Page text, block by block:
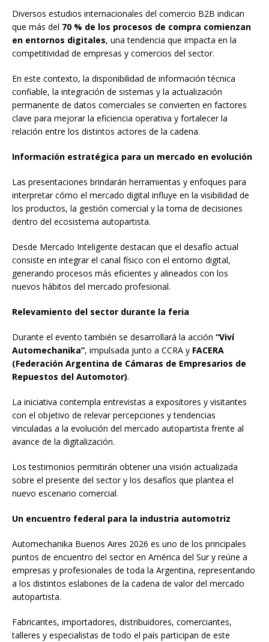
Diversos estudios internacionales del comercio B2B indican
que más del 70 % de los procesos de compra comienzan
en entornos digitales, una tendencia que impacta en la
competitividad de empresas y comercios del sector.
En este contexto, la disponibilidad de información técnica
confiable, la integración de sistemas y la actualización
permanente de datos comerciales se convierten en factores
clave para mejorar la eficiencia operativa y fortalecer la
relación entre los distintos actores de la cadena.
Información estratégica para un mercado en evolución
Las presentaciones brindarán herramientas y enfoques para
interpretar cómo el mercado digital influye en la visibilidad de
los productos, la gestión comercial y la toma de decisiones
dentro del ecosistema autopartista.
Desde Mercado Inteligente destacan que el desafío actual
consiste en integrar el canal físico con el entorno digital,
generando procesos más eficientes y alineados con los
nuevos hábitos del mercado profesional.
Relevamiento del sector durante la feria
Durante el evento también se desarrollará la acción “Viví
Automechanika”, impulsada junto a CCRA y FACERA
(Federación Argentina de Cámaras de Empresarios de
Repuestos del Automotor).
La iniciativa contempla entrevistas a expositores y visitantes
con el objetivo de relevar percepciones y tendencias
vinculadas a la evolución del mercado autopartista frente al
avance de la digitalización.
Los testimonios permitirán obtener una visión actualizada
sobre el presente del sector y los desafíos que plantea el
nuevo escenario comercial.
Un encuentro federal para la industria automotriz
Automechanika Buenos Aires 2026 es uno de los principales
puntos de encuentro del sector en América del Sur y reúne a
empresas y profesionales de toda la Argentina, representando
a los distintos eslabones de la cadena de valor del mercado
autopartista.
Fabricantes, importadores, distribuidores, comerciantes,
talleres y especialistas de todo el país participan de este